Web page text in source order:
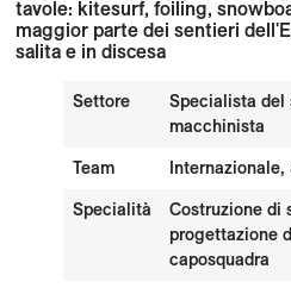
tavole: kitesurf, foiling,
maggior parte dei sentieri
salita e in discesa
Settore
Specialista del
macchinista
Team
Internazionale,
Specialità
Costruzione di
progettazione
caposquadra